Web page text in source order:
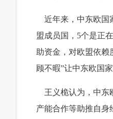
近年来，中东欧国
盟成员国，5个是正
助资金，对欧盟依赖
顾不暇”让中东欧国
王义桅认为，中东
产能合作等助推自身